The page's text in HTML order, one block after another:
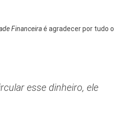
Financeiraé agradecer por tudo o
esse dinheiro, ele